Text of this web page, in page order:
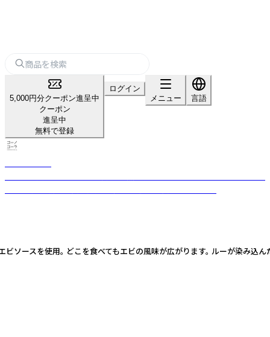
5,000円分クーポン進呈中
クーポン
進呈中
無料で登録
ログイン
メニュー
言語
ースを使用。 どこを食べてもエビの風味が広がります。 ルーが染み込